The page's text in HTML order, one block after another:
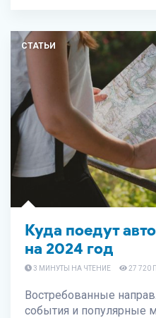
СТАТЬИ
Куда поедут
на 2024 год
3 МИНУТЫ НА ЧТЕНИЕ 27 720
Востребованные
события и популярные